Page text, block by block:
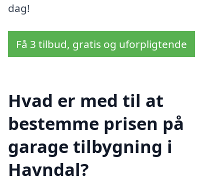
dag!
Få 3 tilbud, gratis og uforpligtende
Hvad er med til at
bestemme prisen på
garage tilbygning i
Havndal?